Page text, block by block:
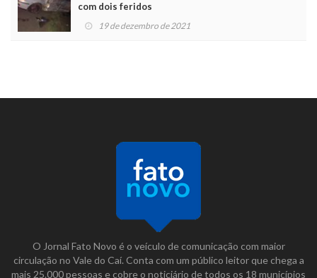
com dois feridos
19 de dezembro de 2021
O Jornal Fato Novo é o veículo de comunicação com maior
circulação no Vale do Caí. Conta com um público leitor que chega a
mais 25.000 pessoas e cobre o noticiário de todos os 18 municípios